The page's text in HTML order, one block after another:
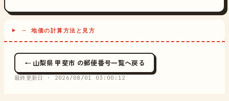
─ 地価の計算方法と見方
← 山梨県 甲斐市 の郵便番号一覧へ戻る
最終更新日 · 2026/08/01 03:00:12